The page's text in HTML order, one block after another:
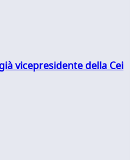
vicepresidente della Cei